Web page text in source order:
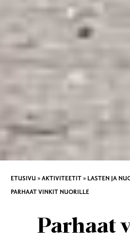
ETUSIVU »AKTIVITEETIT» LASTEN JA
PARHAAT VINKIT NUORILLE
Parhaat